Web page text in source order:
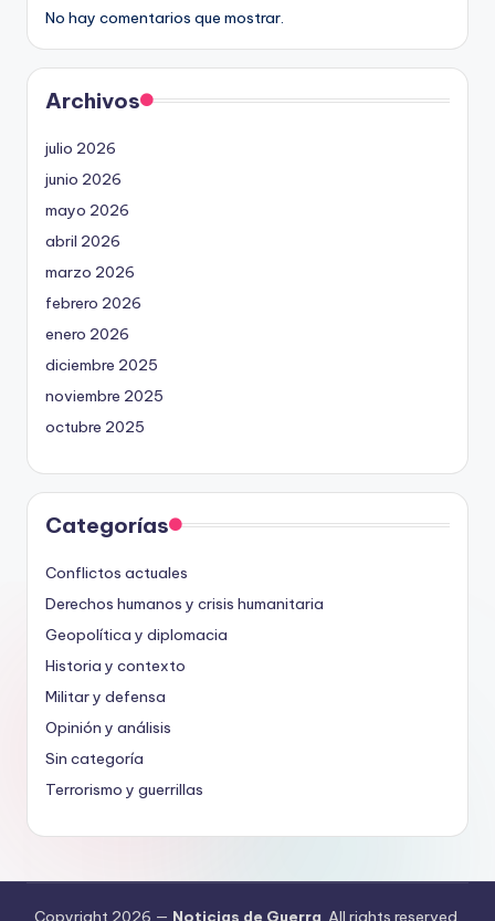
No hay comentarios que mostrar.
Archivos
julio 2026
junio 2026
mayo 2026
abril 2026
marzo 2026
febrero 2026
enero 2026
diciembre 2025
noviembre 2025
octubre 2025
Categorías
Conflictos actuales
Derechos humanos y crisis humanitaria
Geopolítica y diplomacia
Historia y contexto
Militar y defensa
Opinión y análisis
Sin categoría
Terrorismo y guerrillas